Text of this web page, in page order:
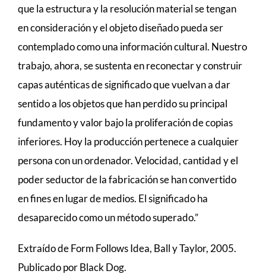
que la estructura y la resolución material se tengan
en consideración y el objeto diseñado pueda ser
contemplado como una información cultural. Nuestro
trabajo, ahora, se sustenta en reconectar y construir
capas auténticas de significado que vuelvan a dar
sentido a los objetos que han perdido su principal
fundamento y valor bajo la proliferación de copias
inferiores. Hoy la producción pertenece a cualquier
persona con un ordenador. Velocidad, cantidad y el
poder seductor de la fabricación se han convertido
en fines en lugar de medios. El significado ha
desaparecido como un método superado.”
Extraído de Form Follows Idea, Ball y Taylor, 2005.
Publicado por Black Dog.